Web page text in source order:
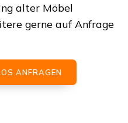
alter Möbel
gerne auf Anfrage
ANFRAGEN